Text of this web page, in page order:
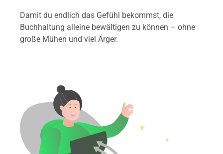
Damit du endlich das Gefühl bekommst, die
Buchhaltung alleine bewältigen zu können – ohne
große Mühen und viel Ärger.